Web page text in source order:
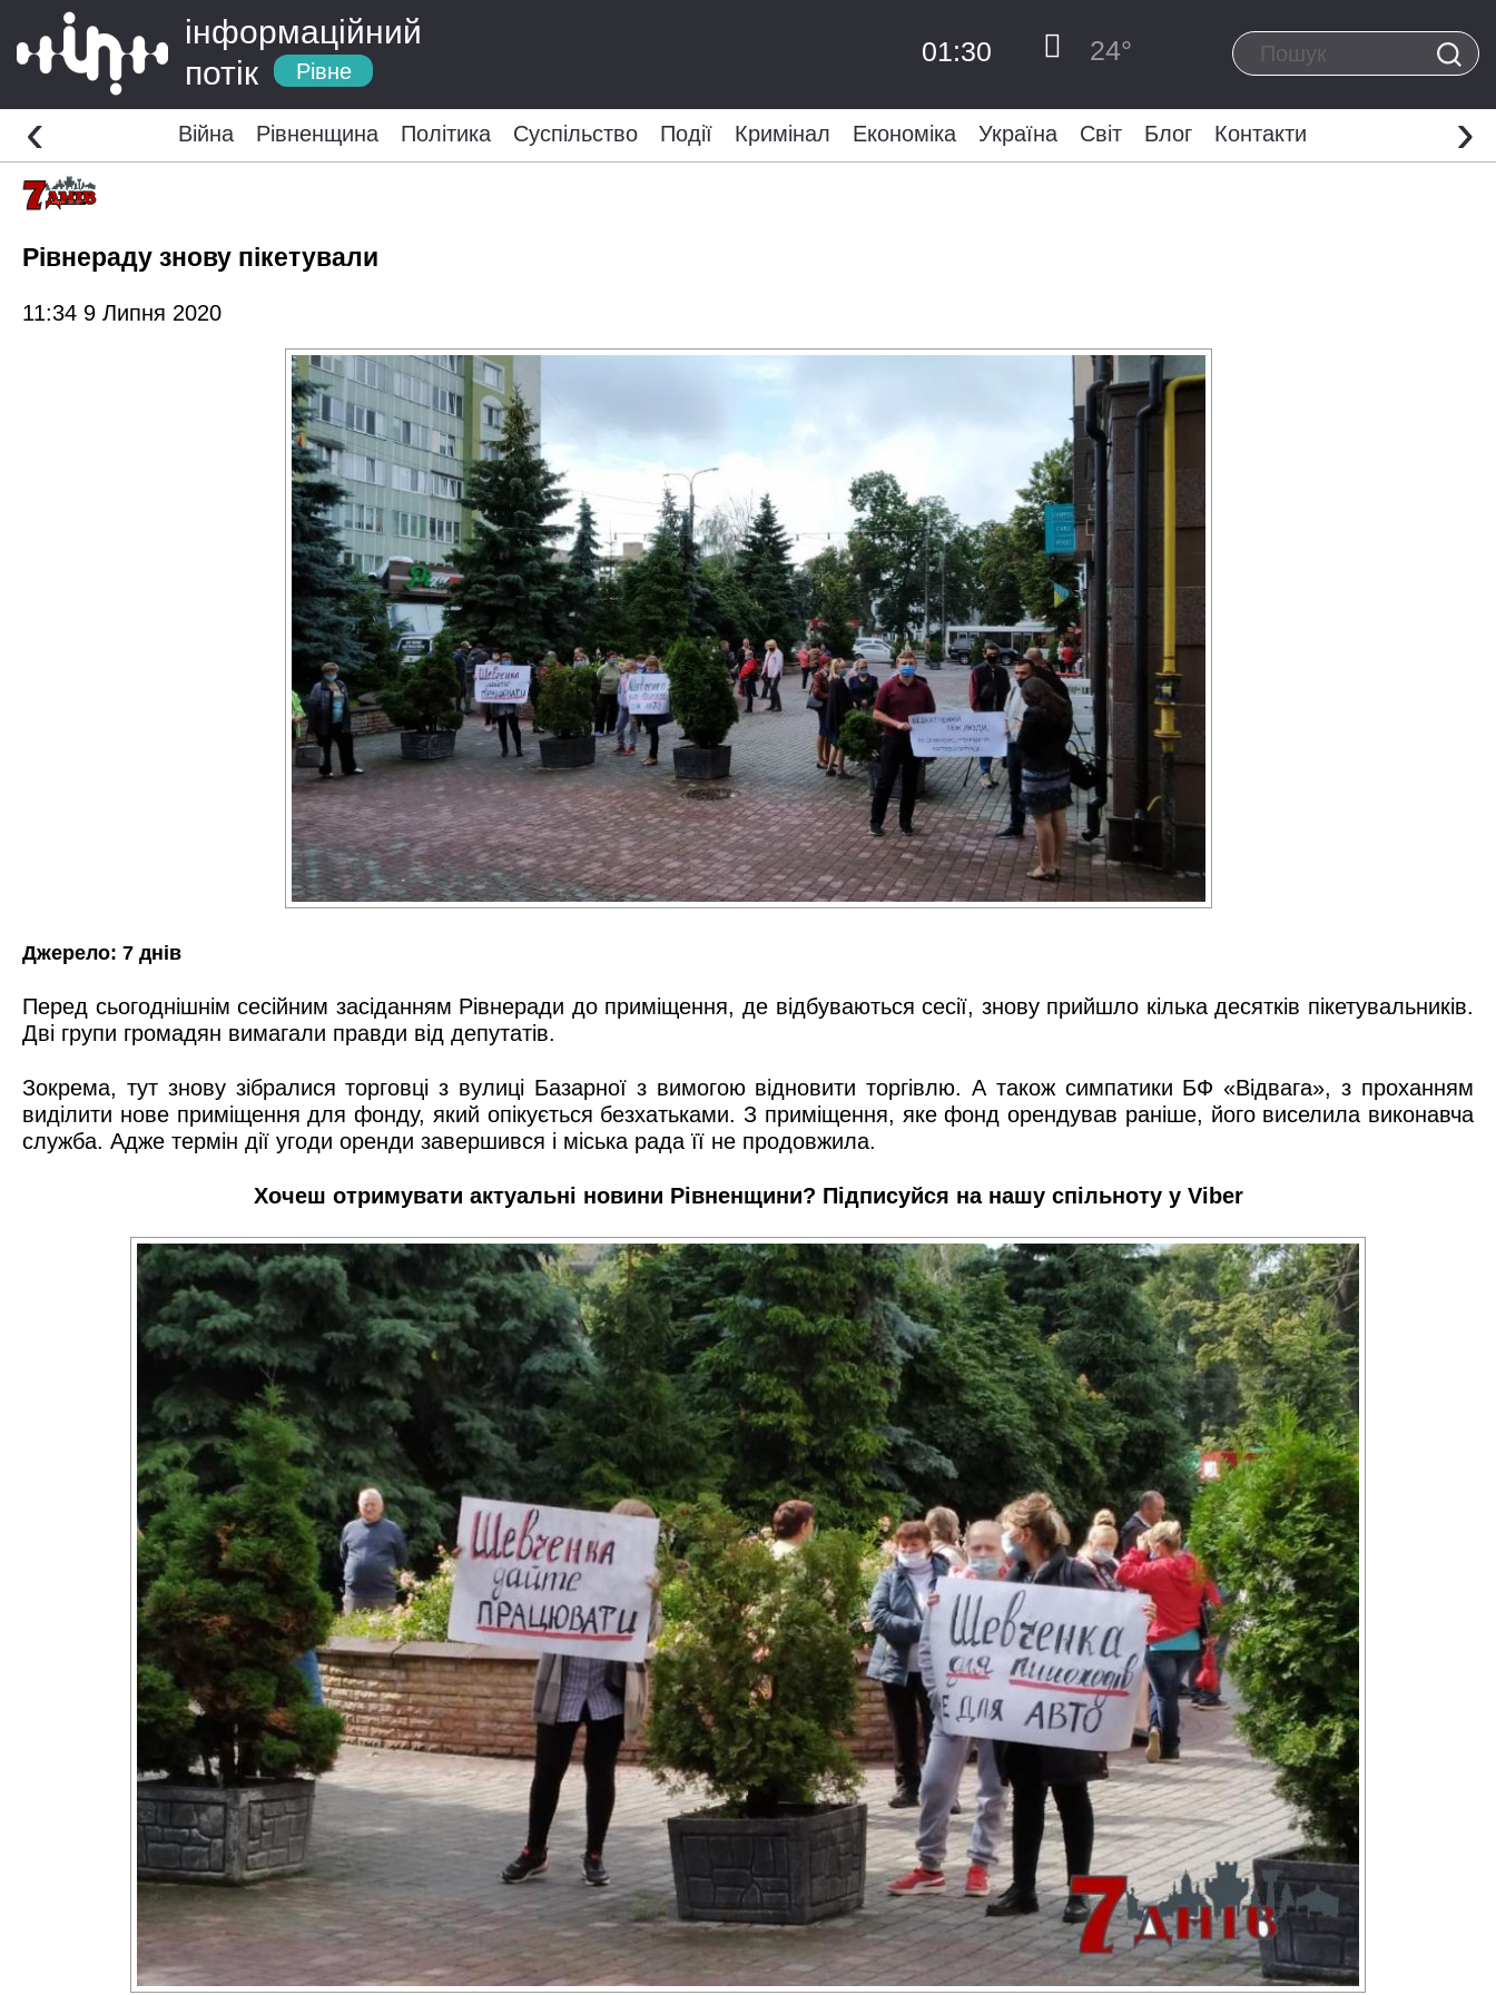
інформаційний
потік
Рівне
01:30 24°
Війна Рівненщина Політика Суспільство Події Кримінал Економіка Україна Світ Блог Контакти
‹ ›
Рівнераду знову пікетували
11:34 9 Липня 2020
Джерело: 7 днів
Перед сьогоднішнім сесійним засіданням Рівнеради до приміщення, де відбуваються сесії, знову прийшло кілька десятків пікетувальників.
Дві групи громадян вимагали правди від депутатів.
Зокрема, тут знову зібралися торговці з вулиці Базарної з вимогою відновити торгівлю. А також симпатики БФ «Відвага», з проханням
виділити нове приміщення для фонду, який опікується безхатьками. З приміщення, яке фонд орендував раніше, його виселила виконавча
служба. Адже термін дії угоди оренди завершився і міська рада її не продовжила.
Хочеш отримувати актуальні новини Рівненщини? Підписуйся на нашу спільноту у Viber